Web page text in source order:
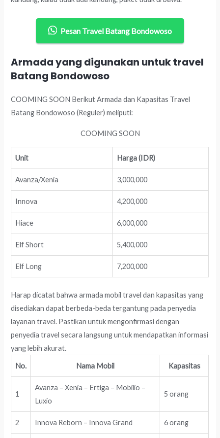
Pesan Travel Batang Bondowoso
Armada yang digunakan untuk travel
Batang Bondowoso
COOMING SOON Berikut Armada dan Kapasitas Travel
Batang Bondowoso (Reguler) meliputi:
COOMING SOON
Unit Harga (IDR)
Avanza/Xenia 3,000,000
Innova 4,200,000
Hiace 6,000,000
Elf Short 5,400,000
Elf Long 7,200,000
Harap dicatat bahwa armada mobil travel dan kapasitas yang
disediakan dapat berbeda-beda tergantung pada penyedia
layanan travel. Pastikan untuk mengonfirmasi dengan
penyedia travel secara langsung untuk mendapatkan informasi
yang lebih akurat.
No. Nama Mobil Kapasitas
1
Avanza – Xenia – Ertiga – Mobilio –
Luxio
5 orang
2 Innova Reborn – Innova Grand 6 orang